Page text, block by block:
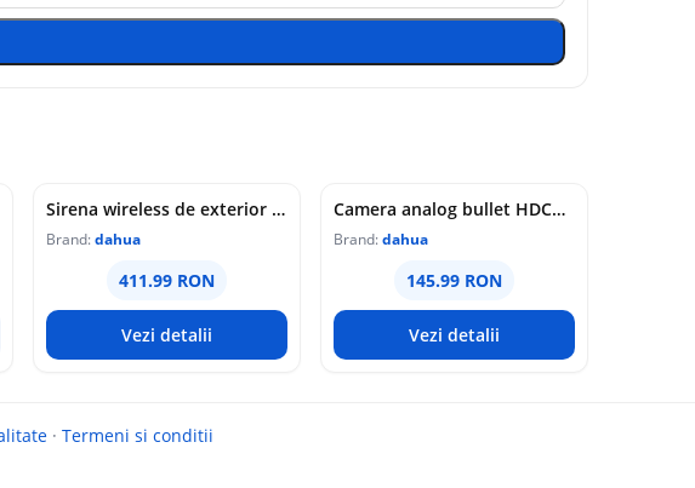
Sirena wireless de exterior Dahua, 868 MHz, 110 dB, alarma audio-vizuala, comunicare bidirectionala, 12V DC sau baterii, IP65, ARA13-W2(868)YELLOW
Brand:dahua
411.99 RON
Vezi detalii
Camera analog bullet HDCVI Dahua, 2MP, Smart Dual Light, IR 20m, lumina alba 20m, lentila 3.6mm, microfon, IP67, HAC-HFW1200CMP-IL-A-0360B-S6
Brand:dahua
145.99 RON
Vezi detalii
· Termeni si conditii